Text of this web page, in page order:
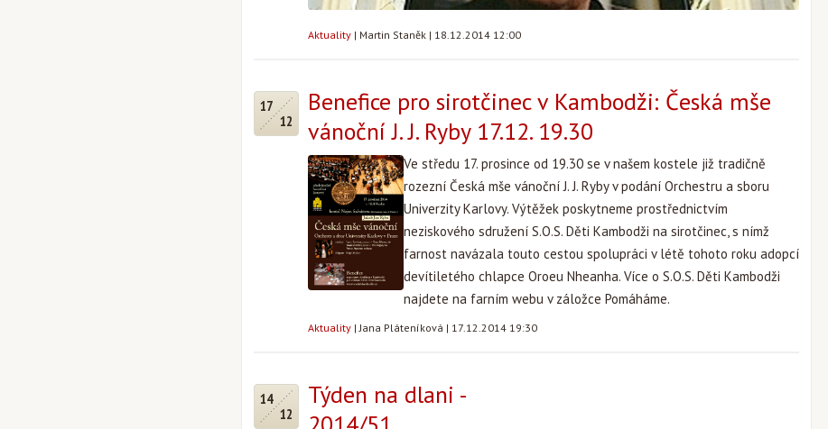
Aktuality | Martin Staněk | 18.12.2014 12:00
17
12
Benefice pro sirotčinec v Kambodži: Česká mše
vánoční J. J. Ryby 17.12. 19.30
Ve středu 17. prosince od 19.30 se v našem kostele již tradičně
rozezní Česká mše vánoční J. J. Ryby v podání Orchestru a sboru
Univerzity Karlovy. Výtěžek poskytneme prostřednictvím
neziskového sdružení S.O.S. Děti Kambodži na sirotčinec, s nímž
farnost navázala touto cestou spolupráci v létě tohoto roku adopcí
devítiletého chlapce Oroeu Nheanha. Více o S.O.S. Děti Kambodži
najdete na farním webu v záložce Pomáháme.
Aktuality |Jana Pláteníková | 17.12.2014 19:30
14
12
Týden na dlani -